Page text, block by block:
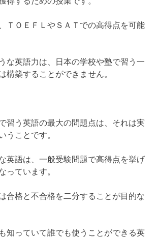
ＴＯＥＦＬやＳＡＴでの高得点を可能
な英語力は、日本の学校や塾で習う一
構築することができません。
習う英語の最大の問題点は、それは実
うことです。
英語は、一般受験問題で高得点を挙げ
っています。
合格と不合格を二分することが目的な
知っていて誰でも使うことができる英